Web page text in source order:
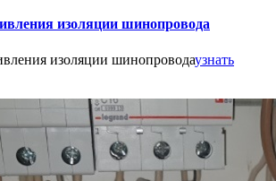
изоляции шинопровода
изоляции шинопроводаузнать